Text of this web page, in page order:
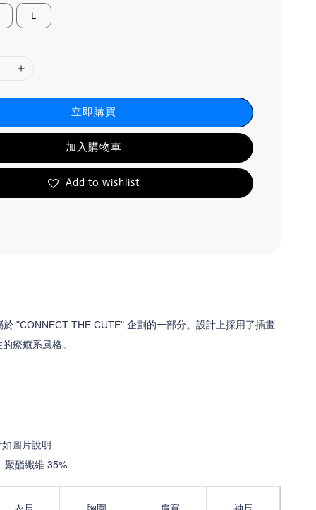
L
立即購買
加入購物車
Add to wishlist
"CONNECT THE CUTE" 企劃的一部分。設計上採用了插畫
療癒系風格。
圖片說明
聚酯纖維 35%